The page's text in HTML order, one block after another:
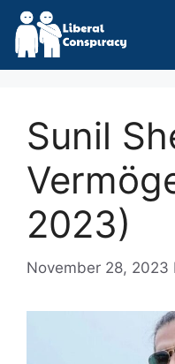
Skip
content
Sunil
2023)
November 28, 2023